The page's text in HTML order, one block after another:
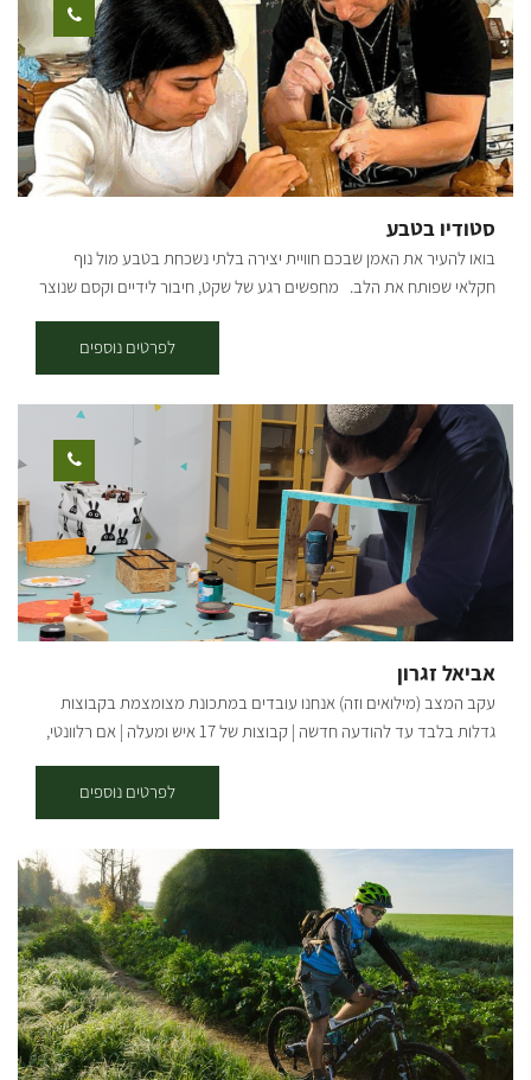
בריאות. שעות פעילות: ימים א'-ו' בתיאום מראש. להזמנות:
סטודיו בטבע
בואו להעיר את האמן שבכם חוויית יצירה בלתי נשכחת בטבע מול נוף
חקלאי שפותח את הלב. מחפשים רגע של שקט, חיבור לידיים וקסם שנוצר
אנחנו מזמינים אתכם להניח את הטלפונים בצד, להפשיל שרוולים ולהיכנס
לעולם של יצירה ורוגע. אצלנו כל אחד יכול להיות אמן – גם אם זו פעם
ראשונה שאתם נוגעים בחימר. מה מחכה לכם בסטודיו? אנחנו מציעים מגוון
רחב של סדנאות המשלבות טכניקות מסורתיות עם טאץ' מודרני: חוויית
יצירה אותנטית בחיק הטבע: צאו איתנו למסע יצירתי בשדות ובין עצי היער,
שם נאסף יחד חומרי גלם טבעיים ונעבוד אותם לכלים ויצירות ישירות
בשטח. פיסול בחימר: עבודה תרפויטית ומרגיעה עם חומר הגלם הכי קדום
שיש. מגע ישיר, יצירות מיוחדות מלאות אופי ומרשימות. יציקות גבס: ללמוד
את סוד התבניות, לשחק עם אלמנטים מהיער והצומח וליצור תמונה
שמנציחה את הביקור בטבע בקו נקי וטבעי. פיסול בחוטי ברזל: "ציור
בתלת-ממד". יצירת אובייקטים עדינים המשלבים טבע ופיסול. הסדנה
מאמינים שחוויה טובה מתחילה בהקשבה, ולכן אנחנו מזמינים אתכם לדבר
איתנו ולהתאים את הסדנא לחלומות שלכם: סדנאות זוגיות אינטימיות
ורומנטיות. ימי גיבוש לצוותים שרוצים לצאת מהקופסה. חגיגות משפחתיות
רב-דוריות סבתא, אמא ונכדה סביב שולחן אחד. אפשרות לתיאום סדנאות
לפרטים נוספים
אביאל זגרון
עקב המצב (מילואים וזה) אנחנו עובדים במתכונת מצומצמת בקבוצות
גדלות בלבד עד להודעה חדשה | קבוצות של 17 איש ומעלה | אם רלוונטי,
לסטודיו שלנו במושב תקומה, בו אני מעביר סדנת עץ חוויתית תוך לימוד
טכניקות שונות שתרכשו במהלך הסדנה - אנחנו נשייף נבריג ונצבע מוצר
עץ לבחירה מתוך מוצרים שונים: מדפים בצורות מיוחדות, ארגזי עץ
לאחסון, מתלים למפתחות, מוביילים, שעונים, אביזרים שונים לבית, לחדרי
ילדים ועוד. את המוצרים ניתן לקחת הביתה מיד בתום הסדנה. מתאים
לגילאי 6 ומעלה משך הסדנה כשעה מחיר: 155 ש"ח למשתתף
לפרטים נוספים